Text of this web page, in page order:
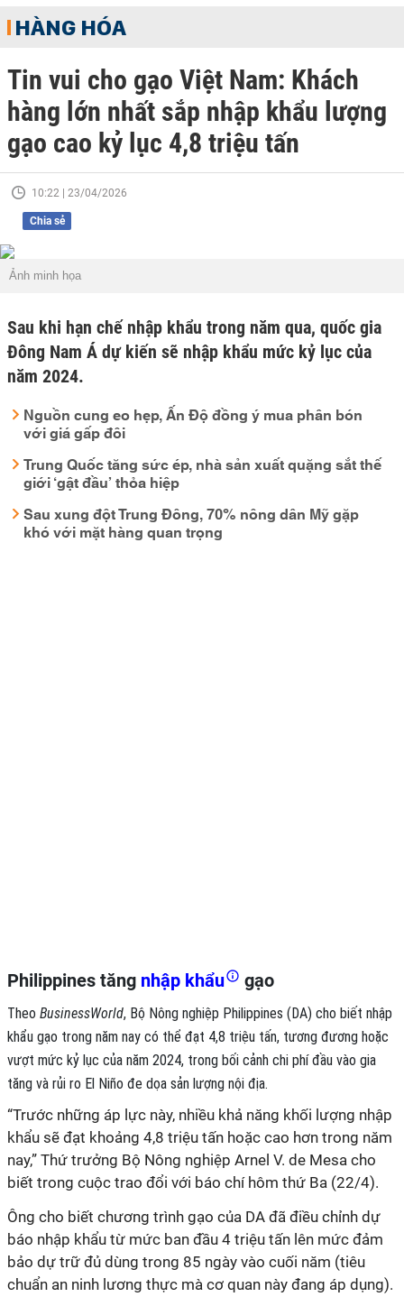
HÀNG HÓA
Tin vui cho gạo Việt Nam: Khách
hàng lớn nhất sắp nhập khẩu lượng
gạo cao kỷ lục 4,8 triệu tấn
10:22 | 23/04/2026
Chia sẻ
Ảnh minh họa
Sau khi hạn chế nhập khẩu trong năm qua, quốc gia
Đông Nam Á dự kiến sẽ nhập khẩu mức kỷ lục của
năm 2024.
Nguồn cung eo hẹp, Ấn Độ đồng ý mua phân bón
với giá gấp đôi
Trung Quốc tăng sức ép, nhà sản xuất quặng sắt thế
giới ‘gật đầu’ thỏa hiệp
Sau xung đột Trung Đông, 70% nông dân Mỹ gặp
khó với mặt hàng quan trọng
Philippines tăng nhập khẩu gạo
Theo BusinessWorld, Bộ Nông nghiệp Philippines (DA) cho biết nhập
khẩu gạo trong năm nay có thể đạt 4,8 triệu tấn, tương đương hoặc
vượt mức kỷ lục của năm 2024, trong bối cảnh chi phí đầu vào gia
tăng và rủi ro El Niño đe dọa sản lượng nội địa.
“Trước những áp lực này, nhiều khả năng khối lượng nhập
khẩu sẽ đạt khoảng 4,8 triệu tấn hoặc cao hơn trong năm
nay,” Thứ trưởng Bộ Nông nghiệp Arnel V. de Mesa cho
biết trong cuộc trao đổi với báo chí hôm thứ Ba (22/4).
Ông cho biết chương trình gạo của DA đã điều chỉnh dự
báo nhập khẩu từ mức ban đầu 4 triệu tấn lên mức đảm
bảo dự trữ đủ dùng trong 85 ngày vào cuối năm (tiêu
chuẩn an ninh lương thực mà cơ quan này đang áp dụng).